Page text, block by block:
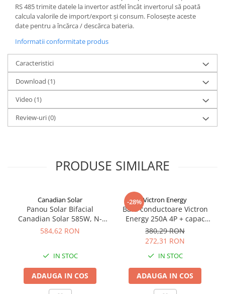
Marine & Caravan
APC
Pachete acumulatori VRLA
Sisteme de management (BMS)
Redresoare, incarcatoare si testere
Redresoare auto, moto, barci si
stationare
Surse UPS
UPS pentru centrale termice si
PDUs unitati de distributie a
energiei electrice
Cabinete baterii
Drumetii / Camping
Accesorii
Frigidere portabile
RS 485 trimite datele la invertor astfel încât invertorul să poată
calcula valorile de import/export și consum. Folosește aceste
date pentru a încărca / descărca bateria.
Informatii conformitate produs
Caracteristici
Download (1)
Video (1)
Review-uri(0)
PRODUSE SIMILARE
Canadian Solar
Panou Solar Bifacial
Canadian Solar 585W, N-
Type TOPCon, CS6W-TB-SF-
584,62 RON
IN STOC
ADAUGA IN COS
-28%Victron Energy
Bara conductoare Victron
Energy 250A 4P + capac
BUSBAR VBB125040010
380,29 RON
272,31 RON
IN STOC
ADAUGA IN COS